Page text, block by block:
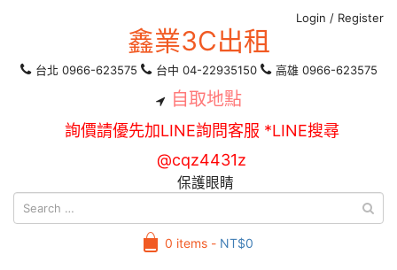
Login / Register
鑫業3C出租
台北 0966-623575 台中 04-22935150 高雄 0966-623575
自取地點
詢價請優先加LINE詢問客服 *LINE搜尋
@cqz4431z
保護眼睛
0 items - NT$0